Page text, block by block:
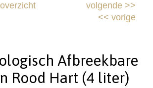
volgende>>
<< vorige
Afbreekbare
Rood Hart (4 liter)